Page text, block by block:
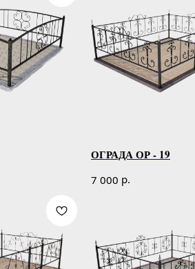
ОГРАДА ОР - 19
7 000 р.